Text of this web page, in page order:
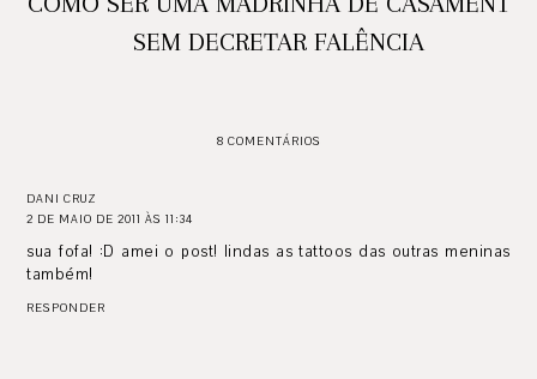
SEM DECRETAR FALÊNCIA
8 COMENTÁRIOS
DANI CRUZ
2 DE MAIO DE 2011 ÀS 11:34
sua fofa! :D amei o post! lindas as tattoos das outras meninas
também!
RESPONDER